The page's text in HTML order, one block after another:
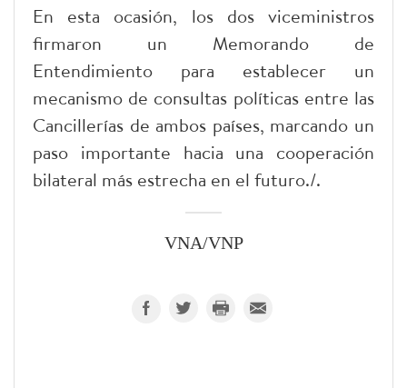
En esta ocasión, los dos viceministros
firmaron un Memorando de
Entendimiento para establecer un
mecanismo de consultas políticas entre las
Cancillerías de ambos países, marcando un
paso importante hacia una cooperación
bilateral más estrecha en el futuro./.
VNA/VNP